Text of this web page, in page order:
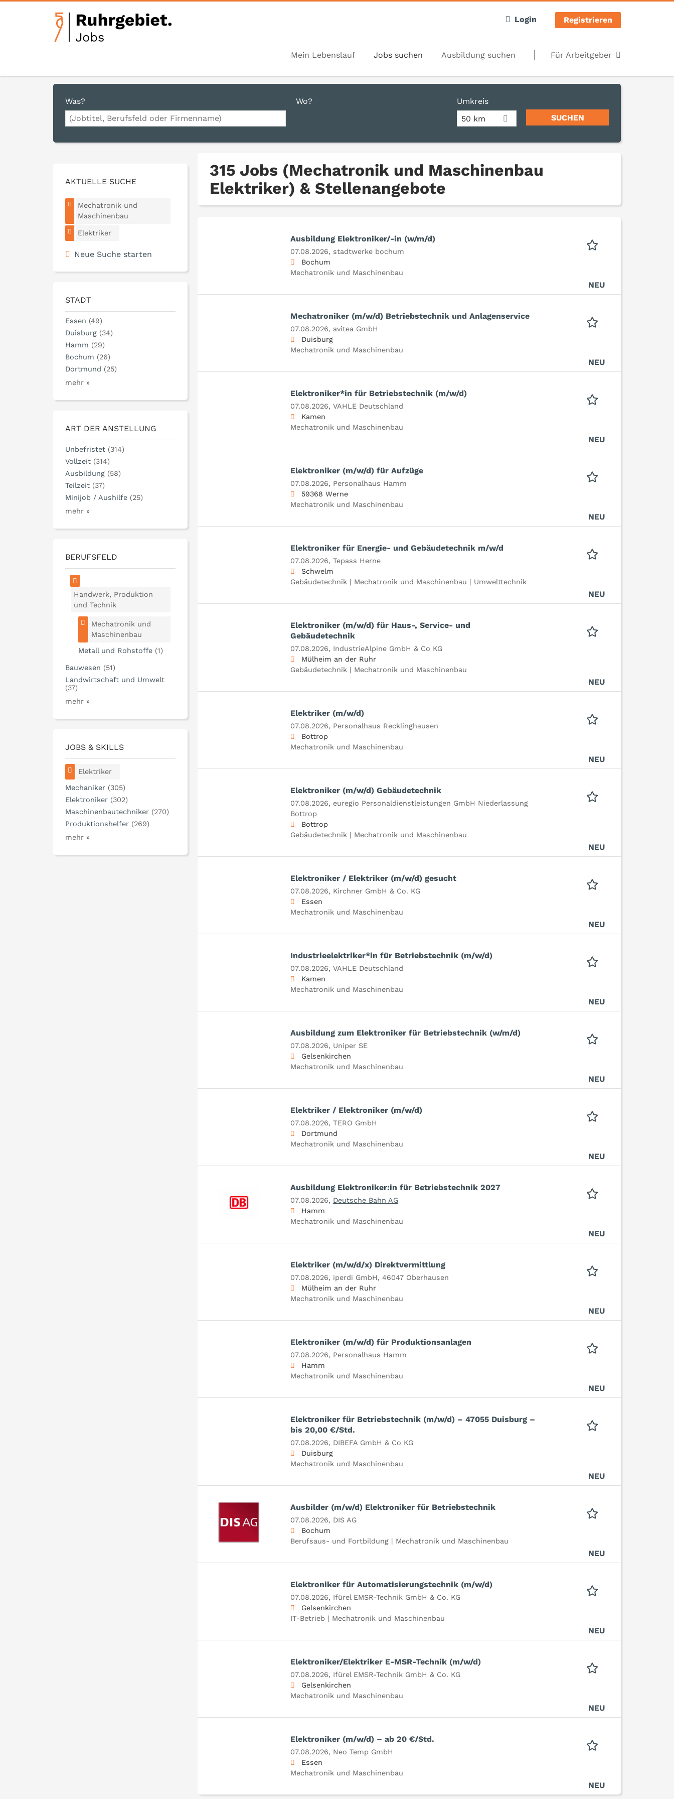
Login Registrieren
Mein Lebenslauf Jobs suchen Ausbildung suchen Für Arbeitgeber
Was? Wo?
Umkreis
50 km
315 Jobs (Mechatronik und Maschinenbau
Elektriker) & Stellenangebote
Ausbildung Elektroniker/-in (w/m/d)
07.08.2026, stadtwerke bochum
Bochum
Mechatronik und Maschinenbau
NEU
Mechatroniker (m/w/d) Betriebstechnik und Anlagenservice
07.08.2026, avitea GmbH
Duisburg
Mechatronik und Maschinenbau
NEU
Elektroniker*in für Betriebstechnik (m/w/d)
07.08.2026, VAHLE Deutschland
Kamen
Mechatronik und Maschinenbau
NEU
Elektroniker (m/w/d) für Aufzüge
07.08.2026, Personalhaus Hamm
59368 Werne
Mechatronik und Maschinenbau
NEU
Elektroniker für Energie- und Gebäudetechnik m/w/d
07.08.2026, Tepass Herne
Schwelm
Gebäudetechnik | Mechatronik und Maschinenbau | Umwelttechnik
NEU
Elektroniker (m/w/d) für Haus-, Service- und
Gebäudetechnik
07.08.2026, IndustrieAlpine GmbH & Co KG
Mülheim an der Ruhr
Gebäudetechnik | Mechatronik und Maschinenbau
NEU
Elektriker (m/w/d)
07.08.2026, Personalhaus Recklinghausen
Bottrop
Mechatronik und Maschinenbau
NEU
Elektroniker (m/w/d) Gebäudetechnik
07.08.2026, euregio Personaldienstleistungen GmbH Niederlassung
Bottrop
Bottrop
Gebäudetechnik | Mechatronik und Maschinenbau
NEU
Elektroniker / Elektriker (m/w/d) gesucht
07.08.2026, Kirchner GmbH & Co. KG
Essen
Mechatronik und Maschinenbau
NEU
Industrieelektriker*in für Betriebstechnik (m/w/d)
07.08.2026, VAHLE Deutschland
Kamen
Mechatronik und Maschinenbau
NEU
Ausbildung zum Elektroniker für Betriebstechnik (w/m/d)
07.08.2026, Uniper SE
Gelsenkirchen
Mechatronik und Maschinenbau
NEU
Elektriker / Elektroniker (m/w/d)
07.08.2026, TERO GmbH
Dortmund
Mechatronik und Maschinenbau
NEU
Ausbildung Elektroniker:in für Betriebstechnik 2027
07.08.2026, Deutsche Bahn AG
Hamm
Mechatronik und Maschinenbau
NEU
Elektriker (m/w/d/x) Direktvermittlung
07.08.2026, iperdi GmbH, 46047 Oberhausen
Mülheim an der Ruhr
Mechatronik und Maschinenbau
NEU
Elektroniker (m/w/d) für Produktionsanlagen
07.08.2026, Personalhaus Hamm
Hamm
Mechatronik und Maschinenbau
NEU
Elektroniker für Betriebstechnik (m/w/d) – 47055 Duisburg –
bis 20,00 €/Std.
07.08.2026, DIBEFA GmbH & Co KG
Duisburg
Mechatronik und Maschinenbau
NEU
Ausbilder (m/w/d) Elektroniker für Betriebstechnik
07.08.2026, DIS AG
Bochum
Berufsaus- und Fortbildung | Mechatronik und Maschinenbau
NEU
Elektroniker für Automatisierungstechnik (m/w/d)
07.08.2026, Ifürel EMSR-Technik GmbH & Co. KG
Gelsenkirchen
IT-Betrieb | Mechatronik und Maschinenbau
NEU
Elektroniker/Elektriker E-MSR-Technik (m/w/d)
07.08.2026, Ifürel EMSR-Technik GmbH & Co. KG
Gelsenkirchen
Mechatronik und Maschinenbau
NEU
Elektroniker (m/w/d) – ab 20 €/Std.
07.08.2026, Neo Temp GmbH
Essen
Mechatronik und Maschinenbau
NEU
AKTUELLE SUCHE
Mechatronik und
Maschinenbau
Elektriker
Neue Suche starten
STADT
Essen (49)
Duisburg (34)
Hamm (29)
Bochum (26)
Dortmund (25)
mehr »
ART DER ANSTELLUNG
Unbefristet (314)
Vollzeit (314)
Ausbildung (58)
Teilzeit (37)
Minijob / Aushilfe (25)
mehr »
BERUFSFELD
Handwerk, Produktion
und Technik
Mechatronik und
Maschinenbau
Metall und Rohstoffe (1)
Bauwesen (51)
Landwirtschaft und Umwelt
(37)
mehr »
JOBS & SKILLS
Elektriker
Mechaniker (305)
Elektroniker (302)
Maschinenbautechniker (270)
Produktionshelfer (269)
mehr »